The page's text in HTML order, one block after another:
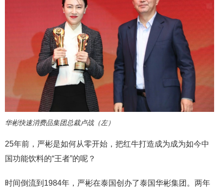
华彬快速消费品集团总裁卢战（左）
25年前，严彬是如何从零开始，把红牛打造成为成为如今中
国功能饮料的“王者”的呢？
时间倒流到1984年，严彬在泰国创办了泰国华彬集团。两年